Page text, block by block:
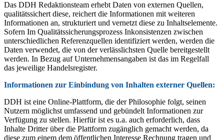
Das DDH Redaktionsteam erhebt Daten von externen Quellen,
qualitätssichert diese, reichert die Informationen mit weiteren
Informationen an, strukturiert und vernetzt diese zu Inhaltselemente.
Sofern Im Qualitätssicherungsprozess Inkonsistenzen zwischen
unterschiedlichen Referenzquellen identifiziert werden, werden die
Daten verwendet, die von der verlässlichsten Quelle bereitgestellt
werden. In Bezug auf Unternehmensangaben ist das im Regelfall
das jeweilige Handelsregister.
Informationen zur Einbindung von Inhalten externer Quellen:
DDH ist eine Online-Plattform, die der Philosophie folgt, seinen
Nutzern möglichst umfassend und gebündelt Informationen zur
Verfügung zu stellen. Hierfür ist es u.a. auch erforderlich, dass
Inhalte Dritter über die Plattform zugänglich gemacht werden, da
diese zum einem dem öffentlichen Interesse Rechnung tragen und